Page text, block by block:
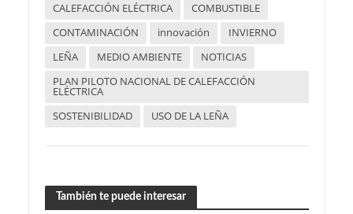
CALEFACCIÓN ELÉCTRICA
COMBUSTIBLE
CONTAMINACIÓN
innovación
INVIERNO
LEÑA
MEDIO AMBIENTE
NOTICIAS
PLAN PILOTO NACIONAL DE CALEFACCIÓN
ELÉCTRICA
SOSTENIBILIDAD
USO DE LA LEÑA
También te puede interesar